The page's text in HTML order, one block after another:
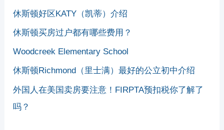
休斯顿好区KATY（凯蒂）介绍
休斯顿买房过户都有哪些费用？
Woodcreek Elementary School
休斯顿Richmond（里士满）最好的公立初中介绍
外国人在美国卖房要注意！FIRPTA预扣税你了解了
吗？